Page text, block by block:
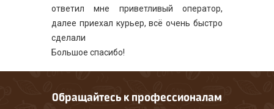
ответил мне приветливый оператор,
далее приехал курьер, всё очень быстро
сделали
Большое спасибо!
Обращайтесь к профессионалам